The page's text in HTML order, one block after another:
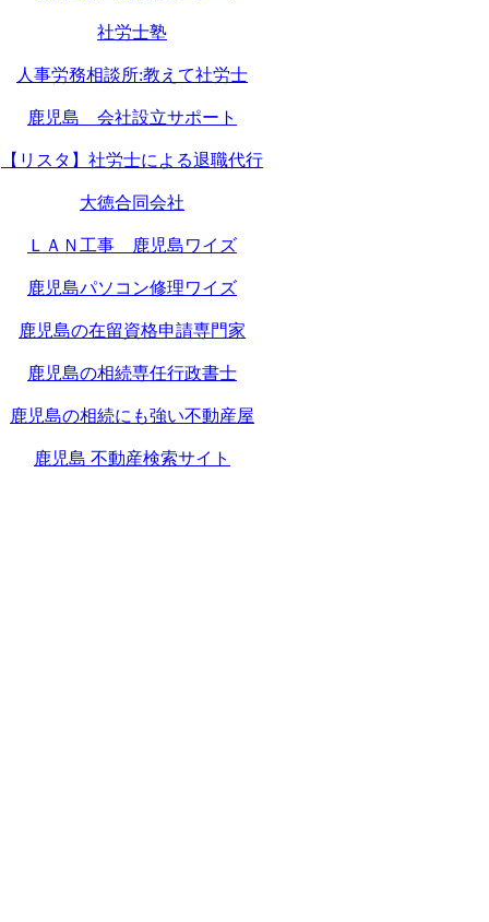
社労士塾
人事労務相談所:教えて社労士
鹿児島 会社設立サポート
【リスタ】社労士による退職代行
大徳合同会社
ＬＡＮ工事 鹿児島ワイズ
鹿児島パソコン修理ワイズ
鹿児島の在留資格申請専門家
鹿児島の相続専任行政書士
鹿児島の相続にも強い不動産屋
鹿児島 不動産検索サイト